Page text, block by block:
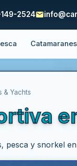
Catamaranes
2524
& Yachts
pesca y snorkel